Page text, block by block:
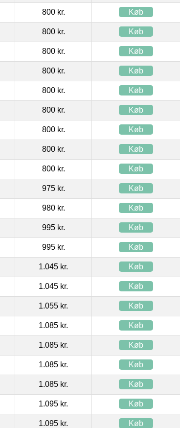
800 kr. Køb
800 kr. Køb
800 kr. Køb
800 kr. Køb
800 kr. Køb
800 kr. Køb
800 kr. Køb
800 kr. Køb
800 kr. Køb
975 kr. Køb
980 kr. Køb
995 kr. Køb
995 kr. Køb
1.045 kr. Køb
1.045 kr. Køb
1.055 kr. Køb
1.085 kr. Køb
1.085 kr. Køb
1.085 kr. Køb
1.085 kr. Køb
1.095 kr. Køb
1.095 kr. Køb